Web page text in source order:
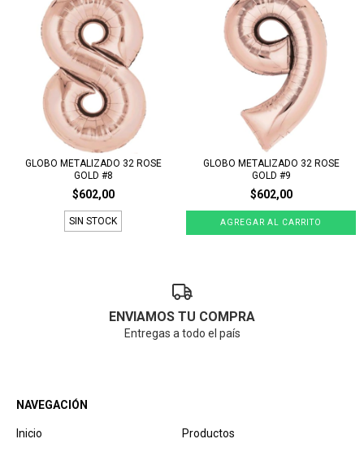
GLOBO METALIZADO 32 ROSE
GOLD #8
$602,00
SIN STOCK
GLOBO METALIZADO 32 ROSE
GOLD #9
$602,00
ENVIAMOS TU COMPRA
Entregas a todo el país
NAVEGACIÓN
Inicio Productos